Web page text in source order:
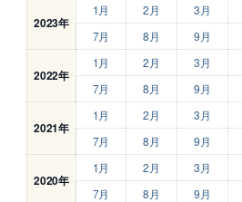
2023年
1月 2月 3月
7月
8月 9月
2022年
1月 2月 3月
7月
8月 9月
2021年
1月 2月 3月
7月
8月 9月
2020年
1月 2月 3月
7月
8月 9月